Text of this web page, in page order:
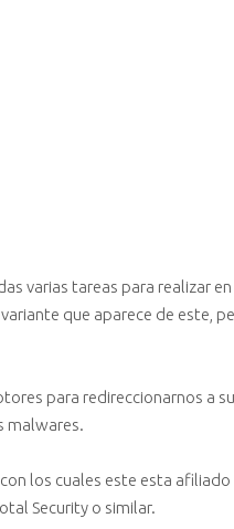
varias tareas para realizar en
que aparece de este,
para redireccionarnos a
malwares.
con los cuales este esta afiliado
Security o similar.